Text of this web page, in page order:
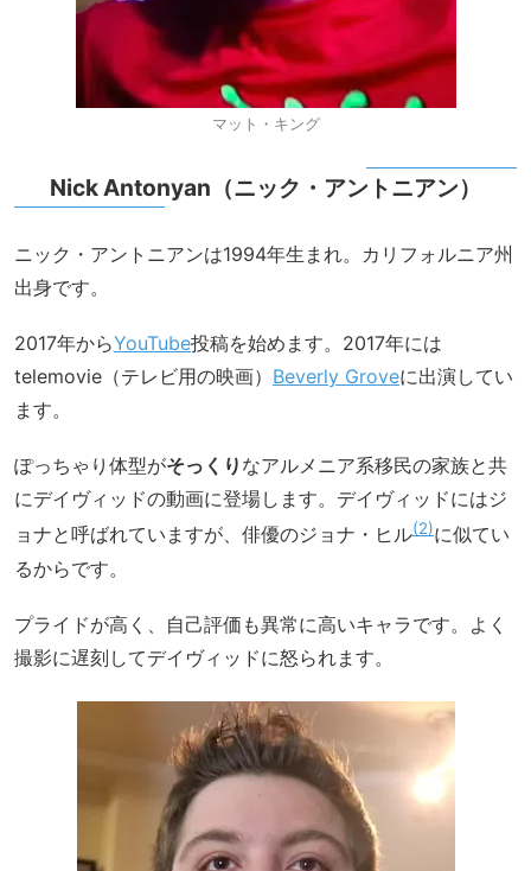
マット・キング
Nick Antonyan（ニック・アントニアン）
ニック・アントニアンは1994年生まれ。カリフォルニア州
出身です。
2017年からYouTube投稿を始めます。2017年には
telemovie（テレビ用の映画） Beverly Groveに出演してい
ます。
ぽっちゃり体型がそっくり なアルメニア系移民の家族と共
にデイヴィッドの動画に登場します。デイヴィッドにはジ
ョナと呼ばれていますが、俳優のジョナ・ヒル 2 に似てい
るからです。
プライドが高く、自己評価も異常に高いキャラです。よく
撮影に遅刻してデイヴィッドに怒られます。